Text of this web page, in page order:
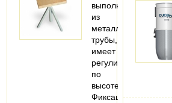
выполнен
из
металлической
трубы,
имеет
регулировку
по
высоте.
Фиксация